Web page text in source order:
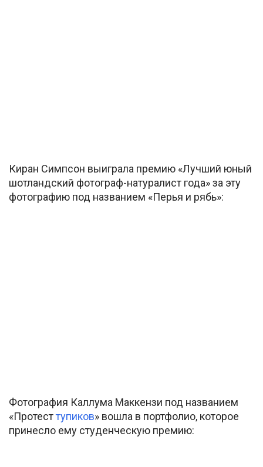
Киран Симпсон выиграла премию «Лучший юный
шотландский фотограф-натуралист года» за эту
фотографию под названием «Перья и рябь»:
Фотография Каллума Маккензи под названием
«Протесттупиков» вошла в портфолио, которое
принесло ему студенческую премию: